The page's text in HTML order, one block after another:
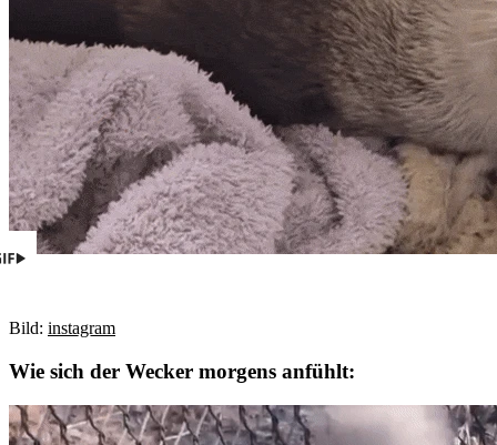
Bild: instagram
Wie sich der Wecker morgens anfühlt: